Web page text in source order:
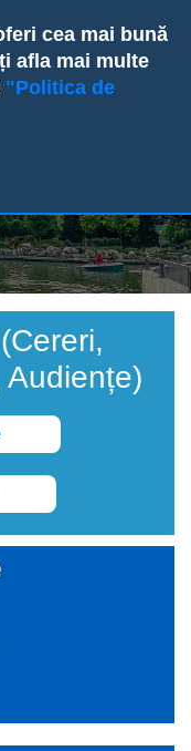
cea mai bună
afla mai multe
"Politica de
6